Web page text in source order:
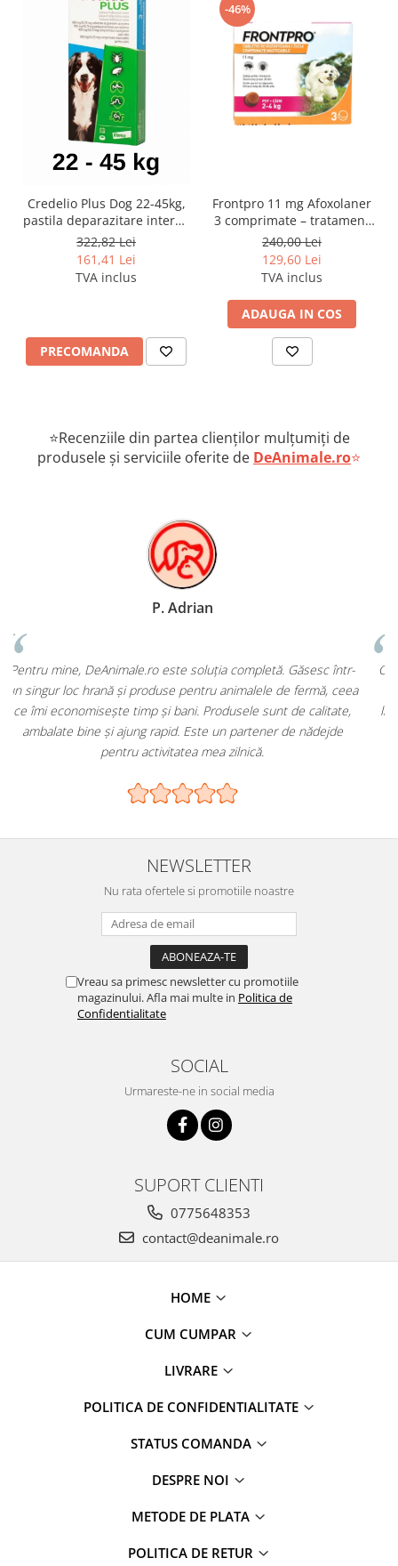
Credelio Plus Dog 22-45kg,
pastila deparazitare interna
si externa
322,82 Lei
161,41 Lei
TVA inclus
PRECOMANDA
-46%
Frontpro 11 mg Afoxolaner
3 comprimate – tratament
impotriva puricilor și
căpușelor câini 2-4 kg
240,00 Lei
129,60 Lei
TVA inclus
ADAUGA IN COS
⭐Recenziile din partea clienților mulțumiți de
produsele și serviciile oferite de DeAnimale.ro⭐
L Cristina
Colaborez cu DeAnimale.ro pentru cabinetul meu și sunt foarte
mulțumită de diversitatea produselor și de promptitudinea
livrărilor. Hrană specială, suplimente și accesorii – toate într-un
singur loc. E magazin online pe care îl pot recomanda oricărui
coleg sau client.
NEWSLETTER
Nu rata ofertele si promotiile noastre
Vreau sa primesc newsletter cu promotiile
magazinului. Afla mai multe in Politica de
Confidentialitate
SOCIAL
Urmareste-ne in social media
SUPORT CLIENTI
0775648353
contact@deanimale.ro
HOME
CUM CUMPAR
LIVRARE
POLITICA DE CONFIDENTIALITATE
STATUS COMANDA
DESPRE NOI
METODE DE PLATA
POLITICA DE RETUR